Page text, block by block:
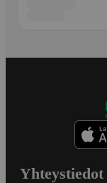
Yhteystiedot